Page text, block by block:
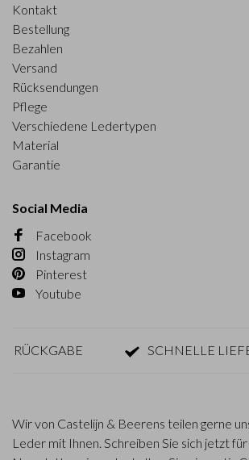
Kontakt
Bestellung
Bezahlen
Versand
Rücksendungen
Pflege
Verschiedene Ledertypen
Material
Garantie
Social Media
Facebook
Instagram
Pinterest
Youtube
SCHNELLE
Wir von Castelijn & Beerens teilen gerne
Leder mit Ihnen. Schreiben Sie sich jetzt